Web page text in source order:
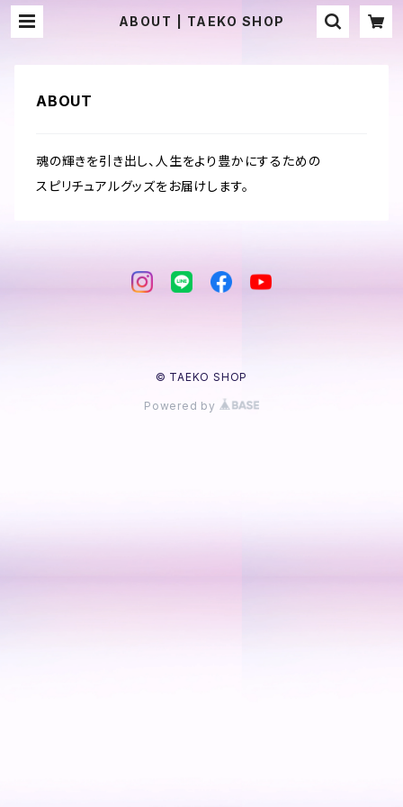
ABOUT | TAEKO SHOP
ABOUT
魂の輝きを引き出し、人生をより豊かにするための
スピリチュアルグッズをお届けします。
© TAEKO SHOP
Powered by